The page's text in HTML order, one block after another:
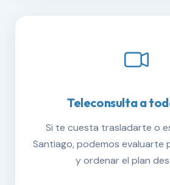
Teleconsulta a
Si te cuesta trasladarte o
Santiago, podemos evaluarte
y ordenar el plan